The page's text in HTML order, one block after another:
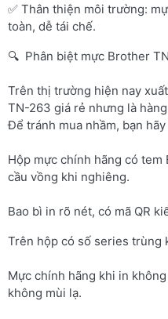
✅ Thân thiện môi trường:
toàn, dễ tái chế.
🔍 Phân biệt mực Brother
Trên thị trường hiện nay
TN-263 giá rẻ nhưng là
Để tránh mua nhầm, bạn
Hộp mực chính hãng có
cầu vồng khi nghiêng.
Bao bì in rõ nét, có mã QR
Trên hộp có số series trùng
Mực chính hãng khi in
không mùi lạ.